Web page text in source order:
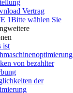
Vertrag
1Bitte wählen Sie
weitere
ist
von bezahlter
der